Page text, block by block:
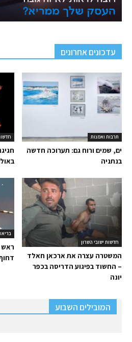
עדכונים אחרונים
תרבות ואמנות
ים, שמים ורוח גם: תערוכה חדשה
בנתניה
ראש
חדשות ישובי השרון
המשטרה עצרה את ארכאן חאלד
– החשוד בפיגוע הדריסה בכפר
יונה
המובילים השבוע